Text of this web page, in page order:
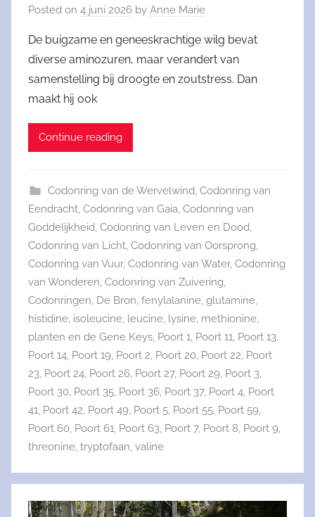
Posted on 4 juni 2026 by Anne Marie
De buigzame en geneeskrachtige wilg bevat
diverse aminozuren, maar verandert van
samenstelling bij droogte en zoutstress. Dan
maakt hij ook
Continue reading
Codonring van de Wervelwind Codonring van
Eendracht Codonring van Gaia Codonring van
Goddelijkheid Codonring van Leven en Dood
Codonring van Licht Codonring van Oorsprong
Codonring van Vuur, Codonring van Water, Codonring
van Wonderen Codonring van Zuivering
Codonringen De Bron fenylalanine glutamine
histidine isoleucine leucine lysine methionine
planten en de Gene Keys Poort 1 Poort 11 Poort 13
Poort 14 Poort 19 Poort 2 Poort 20 Poort 22 Poort
23 Poort 24 Poort 26 Poort 27, Poort 29 Poort 3
Poort 30 Poort 35 Poort 36 Poort 37, Poort 4 Poort
41 Poort 42 Poort 49 Poort 5 Poort 55 Poort 59
Poort 60 Poort 61 Poort 63 Poort 7, Poort 8 Poort 9
threonine tryptofaan valine